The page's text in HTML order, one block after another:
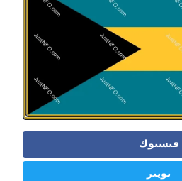
فيسبوك
تويتر